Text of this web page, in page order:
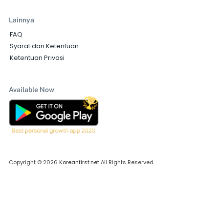
Lainnya
FAQ
Syarat dan Ketentuan
Ketentuan Privasi
Available Now
Copyright © 2026 Koreanfirst.netAll Rights Reserved